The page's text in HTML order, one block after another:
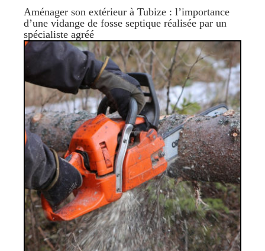
Aménager son extérieur à Tubize : l’importance
d’une vidange de fosse septique réalisée par un
spécialiste agréé